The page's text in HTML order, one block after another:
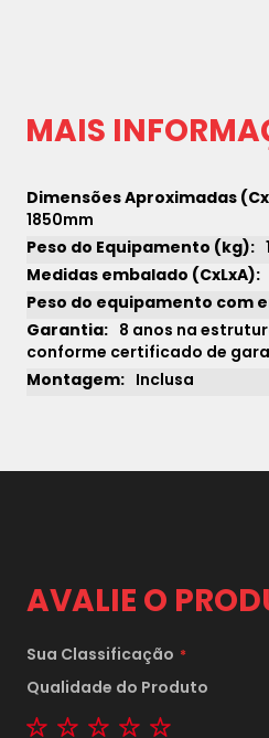
1xsem juros de
2xsem juros de
MAIS
1850mm
8 anos na
conforme certificado de
Inclusa
AVALIE O
Sua Classificação
Qualidade do Produto
1 star2 stars3 stars4 stars